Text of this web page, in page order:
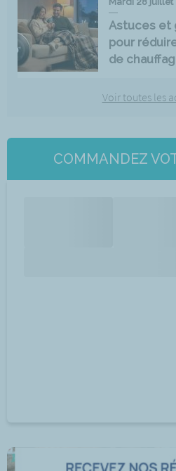
Astuces et
pour
de
Voir toutes les
COMMANDEZ